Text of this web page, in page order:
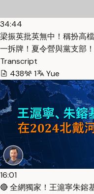
34:44
梁振英批英無中！稱扮高
一拆牌！夏令營與黨支部
Transcript
438
1 Yue
16:01
🔴 全網獨家！王滬寧朱鎔